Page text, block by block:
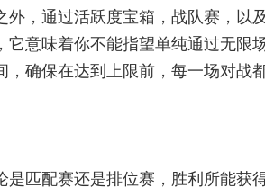
外，通过活跃度宝箱，战队赛，以
意味着你不能指望单纯通过无限
确保在达到上限前，每一场对战
匹配赛还是排位赛，胜利所能获